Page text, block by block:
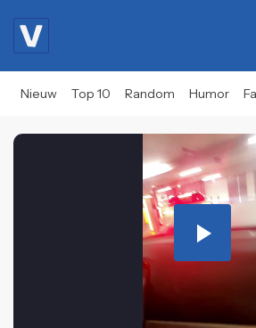
Nieuw Top 10 Random Humor
Play